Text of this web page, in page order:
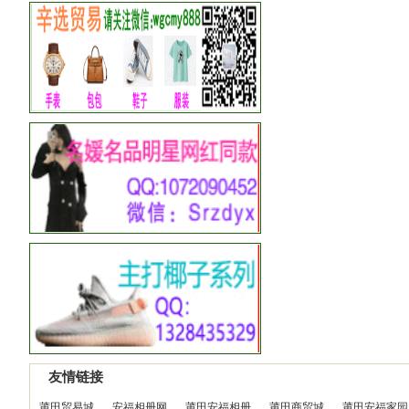
友情链接